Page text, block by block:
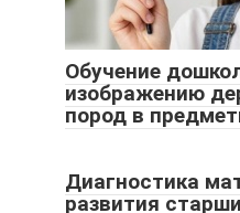
Обучение
изображению
пород в
Диагностика
развития